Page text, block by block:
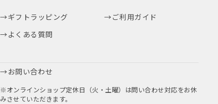
ギフトラッピング
ご利用ガイド
よくある質問
お問い合わせ
※オンラインショップ定休日（火・土曜）は問い合わせ対応をお休
みさせていただきます。